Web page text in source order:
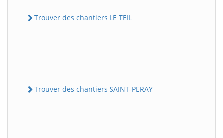
Trouver des chantiers LE TEIL
Trouver des chantiers SAINT-PERAY